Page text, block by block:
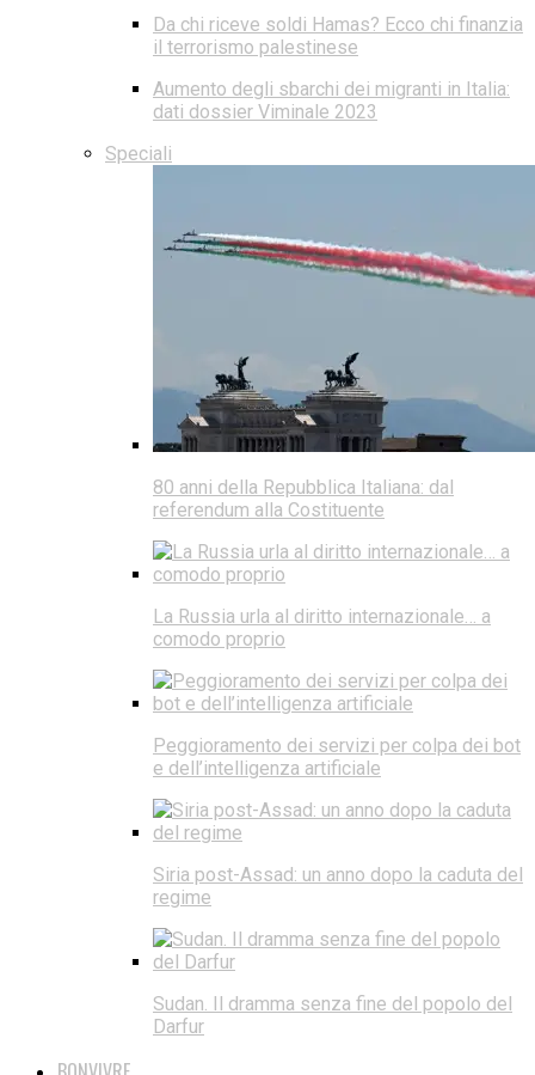
Da chi riceve soldi Hamas? Ecco chi finanzia
il terrorismo palestinese
Aumento degli sbarchi dei migranti in Italia:
dati dossier Viminale 2023
Speciali
80 anni della Repubblica Italiana: dal
referendum alla Costituente
La Russia urla al diritto internazionale… a
comodo proprio
Peggioramento dei servizi per colpa dei bot
e dell’intelligenza artificiale
Siria post-Assad: un anno dopo la caduta del
regime
Sudan. Il dramma senza fine del popolo del
Darfur